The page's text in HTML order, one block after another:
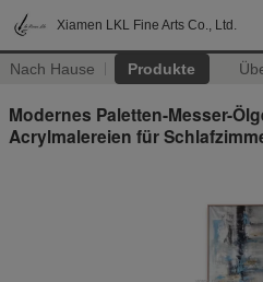
Xiamen LKL Fine Arts Co., Ltd.
Nach Hause Produkte
Modernes Paletten-Messer-
Acrylmalereien für